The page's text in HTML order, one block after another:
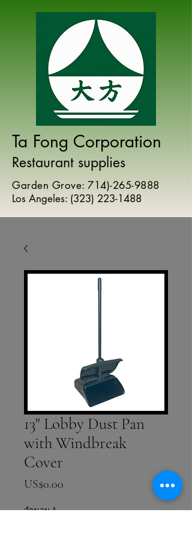
Ta Fong Corporation
Restaurant supplies
Garden Grove:714)-265-9888
Los Angeles: (323) 223-1488
13" Lobby Dust Pan
with Windbreak
Cover
US$0.00
จำนวน*